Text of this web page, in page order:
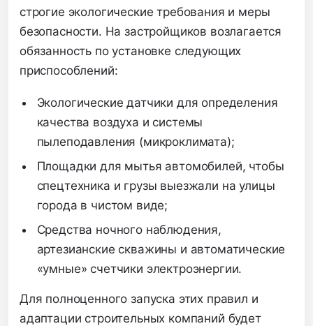
строгие экологические требования и меры
безопасности. На застройщиков возлагается
обязанность по установке следующих
приспособлений:
Экологические датчики для определения
качества воздуха и системы
пылеподавления (микроклимата);
Площадки для мытья автомобилей, чтобы
спецтехника и грузы выезжали на улицы
города в чистом виде;
Средства ночного наблюдения,
артезианские скважины и автоматические
«умные» счетчики электроэнергии.
Для полноценного запуска этих правил и
адаптации строительных компаний будет